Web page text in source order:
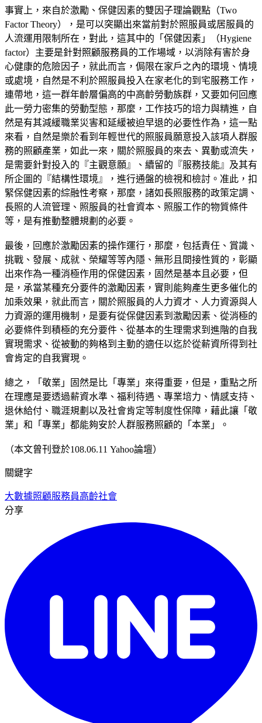
事實上，來自於激勵、保健因素的雙因子理論觀點（Two
Factor Theory），是可以突顯出來當前對於照服員或居服員的
人流運用限制所在，對此，這其中的「保健因素」（Hygiene
factor）主要是針對照顧服務員的工作場域，以消除有害於身
心健康的危險因子，就此而言，侷限在家戶之內的環境、情境
或處境，自然是不利於照服員投入在家老化的到宅服務工作，
連帶地，這一群年齡層偏高的中高齡勞動族群，又要如何回應
此一勞力密集的勞動型態，那麼，工作技巧的培力與精進，自
然是有其減緩職業災害和延緩被迫早退的必要性作為，這一點
來看，自然是樂於看到年輕世代的照服員願意投入該項人群服
務的照顧產業，如此一來，關於照服員的來去、異動或流失，
是需要針對投入的『主觀意願』、續留的『服務技能』及其有
所企圖的『結構性環境』，進行通盤的檢視和檢討。准此，扣
緊保健因素的綜融性考察，那麼，諸如長照服務的政策定調、
長照的人流管理、照服員的社會資本、照服工作的物質條件
等，是有推動整體規劃的必要。
最後，回應於激勵因素的操作運行，那麼，包括責任、賞識、
挑戰、發展、成就、榮耀等等內隱、無形且間接性質的，彰顯
出來作為一種消極作用的保健因素，固然是基本且必要，但
是，承當某種充分要件的激勵因素，實則能夠產生更多催化的
加乘效果，就此而言，關於照服員的人力資才、人力資源與人
力資源的運用機制，是要有從保健因素到激勵因素、從消極的
必要條件到積極的充分要件、從基本的生理需求到進階的自我
實現需求、從被動的夠格到主動的適任以迄於從薪資所得到社
會肯定的自我實現。
總之，「敬業」固然是比「專業」來得重要，但是，重點之所
在理應是要透過薪資水準、福利待遇、專業培力、情感支持、
退休給付、職涯規劃以及社會肯定等制度性保障，藉此讓「敬
業」和「專業」都能夠安於人群服務照顧的「本業」。
（本文曾刊登於108.06.11 Yahoo論壇）
關鍵字
大數據照顧服務員高齡社會
分享